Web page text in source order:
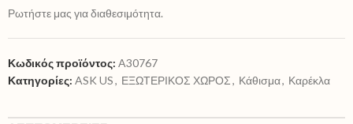
Ρωτήστε μας για διαθεσιμότητα.
Κωδικός προϊόντος: A30767
Κατηγορίες: ASK US, ΕΞΩΤΕΡΙΚΟΣ ΧΩΡΟΣ, Κάθισμα, Καρέκλα